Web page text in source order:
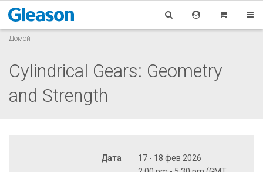
Домой
Cylindrical Gears: Geometry
and Strength
Дата
17 - 18 фев 2026